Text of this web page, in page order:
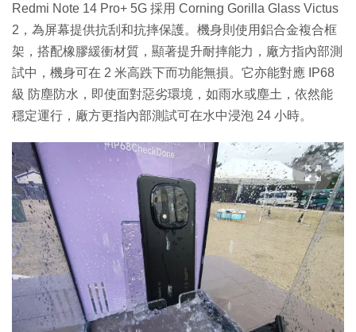
Redmi Note 14 Pro+ 5G 採用 Corning Gorilla Glass Victus
2，為屏幕提供抗刮和抗摔保護。機身則使用鋁合金複合框
架，搭配橡膠緩衝材質，顯著提升耐摔能力，廠方指內部測
試中，機身可在 2 米高跌下而功能無損。它亦能對應 IP68
級 防塵防水，即使面對惡劣環境，如雨水或塵土，依然能
穩定運行，廠方更指內部測試可在水中浸泡 24 小時。